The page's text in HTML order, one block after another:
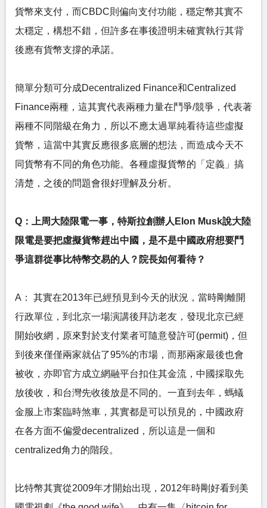
貨幣來支付，而CBDC則偏向支付功能，穩定幣其實不
太穩定，構想不錯，但許多在事後證明未確實執行其背
後應有貨幣支撐的承諾。
簡單分類可分成Decentralized Finance和Centralized
Finance兩種，這其實代表兩種力量在鬥爭/競爭，代表著
兩種不同階級在角力，所以不應太過單純看待這些虛擬
貨幣，這當中其實反應很多底層的想法，而造成今天不
同貨幣有不同的角色功能。各種虛擬貨幣的「定義」搞
清楚，之後的問題會很好理解及分析。
Q：上周大陸限電一事，特斯拉創辦人Elon Musk說大陸
限電是要把虛擬貨幣趕出中國，是不是中國政府想要鬥
爭這群從事比特幣交易的人？院長如何看待？
A： 其實在2013年已經預見到今天的狀況，當時剛離開
行政單位，到北京一場演講後拜訪老友，發現北京已經
開始收網，原來對於支付業者可隨意發許可(permit)，但
到後來僅僅兩家就佔了95%的市場，而那兩家最後也會
被收，亦即官方成立網融平台扣住其金流，中國採取先
放後收，和台灣先收後放是不同的。一直到去年，螞蟻
金服上市案臨時煞車，其實都是可以預見的，中國政府
在各方面不偏愛decentralized，所以這是一個和
centralized角力的階段。
比特幣其實從2009年才開始出現，2012年時剛好看到美